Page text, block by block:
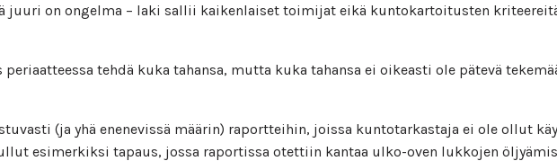
juuri on ongelma – laki sallii kaikenlaiset toimijat eikä kuntokartoitusten
tehdä kuka tahansa, mutta kuka tahansa ei oikeasti ole pätevä
(ja yhä enenevissä määrin) raportteihin, joissa kuntotarkastaja ei ole ollut
esimerkiksi tapaus, jossa raportissa otettiin kantaa ulko-oven lukkojen